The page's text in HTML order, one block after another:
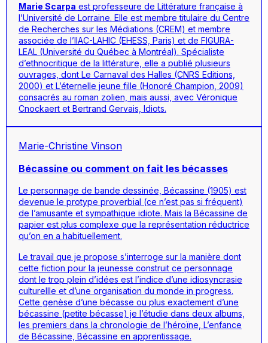
Marie Scarpa est professeure de Littérature française à
l’Université de Lorraine. Elle est membre titulaire du Centre
de Recherches sur les Médiations (CREM) et membre
associée de l’IIAC-LAHIC (EHESS, Paris) et de FIGURA-
LEAL (Université du Québec à Montréal). Spécialiste
d’ethnocritique de la littérature, elle a publié plusieurs
ouvrages, dont Le Carnaval des Halles (CNRS Editions,
2000) et L’éternelle jeune fille (Honoré Champion, 2009)
consacrés au roman zolien, mais aussi, avec Véronique
Cnockaert et Bertrand Gervais, Idiots.
Marie-Christine Vinson
Bécassine ou comment on fait les bécasses
Le personnage de bande dessinée, Bécassine (1905) est
devenue le protype proverbial (ce n’est pas si fréquent)
de l’amusante et sympathique idiote. Mais la Bécassine de
papier est plus complexe que la représentation réductrice
qu’on en a habituellement.
Le travail que je propose s’interroge sur la manière dont
cette fiction pour la jeunesse construit ce personnage
dont le trop plein d’idées est l’indice d’une idiosyncrasie
culturellle et d’une organisation du monde in progress.
Cette genèse d’une bécasse ou plus exactement d’une
bécassine (petite bécasse) je l’étudie dans deux albums,
les premiers dans la chronologie de l’héroïne, L’enfance
de Bécassine, Bécassine en apprentissage.